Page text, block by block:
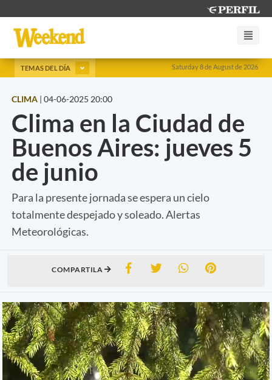
Saturday 8 de August de 2026
TEMAS DEL DÍA
CLIMA | 04-06-2025 20:00
Clima en la Ciudad de
Buenos Aires: jueves 5
de junio
Para la presente jornada se espera un cielo
totalmente despejado y soleado. Alertas
Meteorológicas.
COMPARTILA